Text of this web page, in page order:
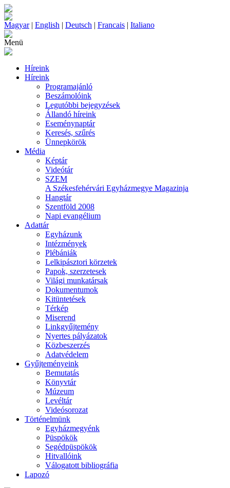
Magyar| English | Deutsch | Francais | Italiano
Menü
Híreink
Híreink
Programajánló
Beszámolóink
Legutóbbi bejegyzések
Állandó híreink
Eseménynaptár
Keresés, szűrés
Ünnepkörök
Média
Képtár
Videótár
SZEM
A Székesfehérvári Egyházmegye Magazinja
Hangtár
Szentföld 2008
Napi evangélium
Adattár
Egyházunk
Intézmények
Plébániák
Lelkipásztori körzetek
Papok, szerzetesek
Világi munkatársak
Dokumentumok
Kitüntetések
Térkép
Miserend
Linkgyűjtemény
Nyertes pályázatok
Közbeszerzés
Adatvédelem
Gyűjteményeink
Bemutatás
Könyvtár
Múzeum
Levéltár
Videósorozat
Történelmünk
Egyházmegyénk
Püspökök
Segédpüspökök
Hitvallóink
Válogatott bibliográfia
Lapozó